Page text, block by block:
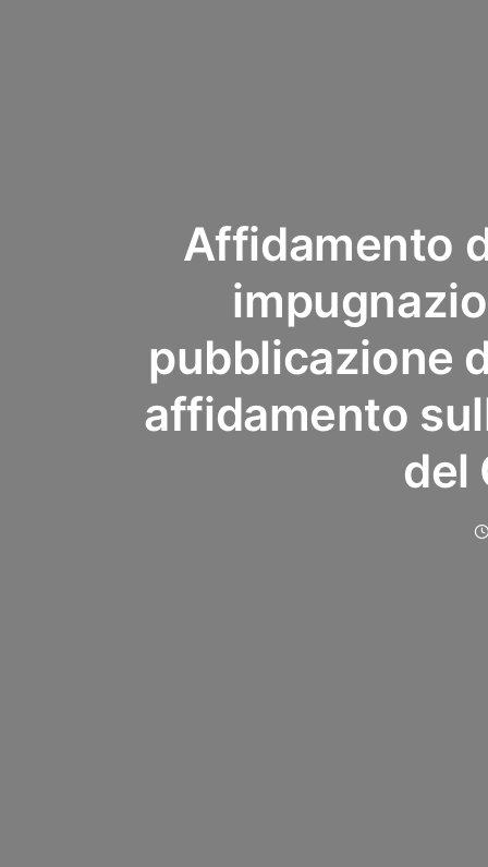
Affidamento
pubblicazione
affidamento
del